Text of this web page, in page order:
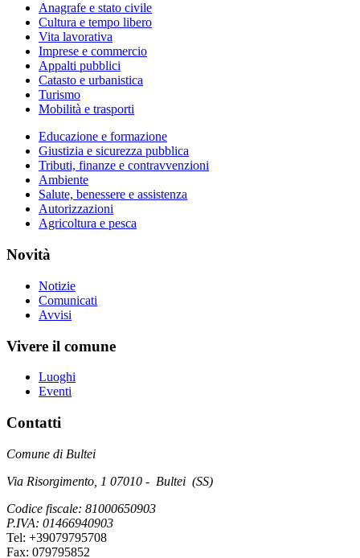
Anagrafe e stato civile
Cultura e tempo libero
Vita lavorativa
Imprese e commercio
Appalti pubblici
Catasto e urbanistica
Turismo
Mobilità e trasporti
Educazione e formazione
Giustizia e sicurezza pubblica
Tributi, finanze e contravvenzioni
Ambiente
Salute, benessere e assistenza
Autorizzazioni
Agricoltura e pesca
Novità
Notizie
Comunicati
Avvisi
Vivere il comune
Luoghi
Eventi
Contatti
Comune di Bultei
Via Risorgimento, 1 07010 - Bultei (SS)
Codice fiscale: 81000650903
P.IVA: 01466940903
Tel: +39079795708
Fax: 079795852